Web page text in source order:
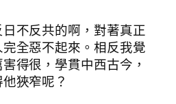
不反共的啊，對著真正
全惡不起來。相反我覺
得很，學貫中西古今，
狹窄呢？